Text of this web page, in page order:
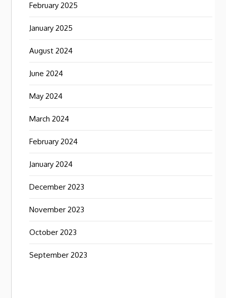
February 2025
January 2025
August 2024
June 2024
May 2024
March 2024
February 2024
January 2024
December 2023
November 2023
October 2023
September 2023